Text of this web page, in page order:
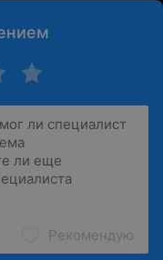
Рекомендую